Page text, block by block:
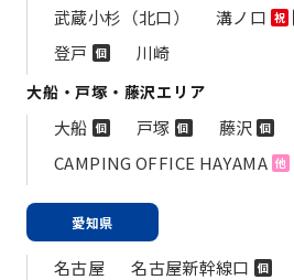
武蔵小杉（北口）
溝ノ口 祝
登戸 個 川崎
大船・戸塚・藤沢エリア
大船 個 戸塚 個 藤沢 個
CAMPING OFFICE HAYAMA 他
愛知県
名古屋 名古屋新幹線口 個